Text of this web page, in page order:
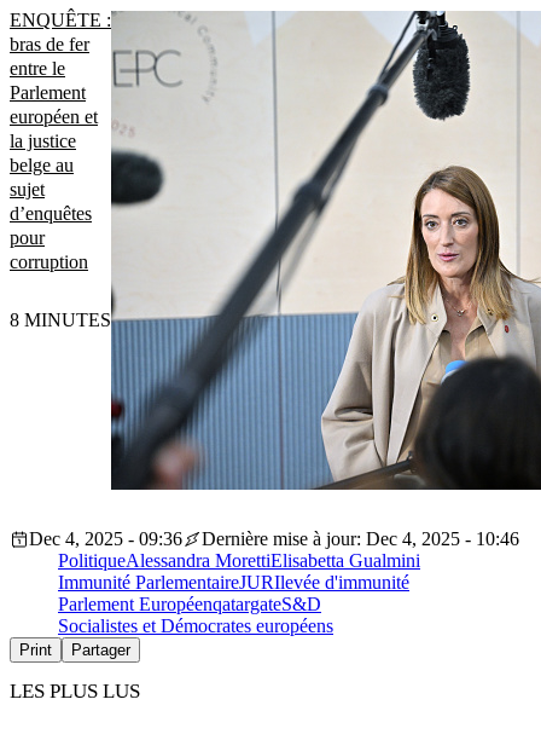
ENQUÊTE :
bras de fer
entre le
Parlement
européen et
la justice
belge au
sujet
d’enquêtes
pour
corruption
8 MINUTES
Dec 4, 2025 - 09:36
Dernière mise à jour: Dec 4, 2025 - 10:46
PolitiqueAlessandra MorettiElisabetta Gualmini
Immunité ParlementaireJURIlevée d'immunité
Parlement EuropéenqatargateS&D
Socialistes et Démocrates européens
Print Partager
LES PLUS LUS